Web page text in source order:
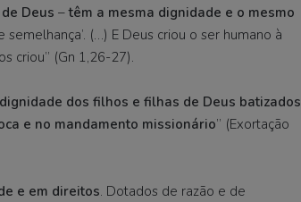
Deus –têm a mesma dignidade e o mesmo
semelhança’. (…) E Deus criou o ser humano à
criou” (Gn 1,26-27).
dignidade dos filhos e filhas de Deus batizados
e no mandamento missionário” (Exortação
e em direitos. Dotados de razão e de